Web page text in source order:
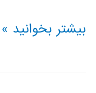
آموزش
ابزار
بیشتر بخوانید »